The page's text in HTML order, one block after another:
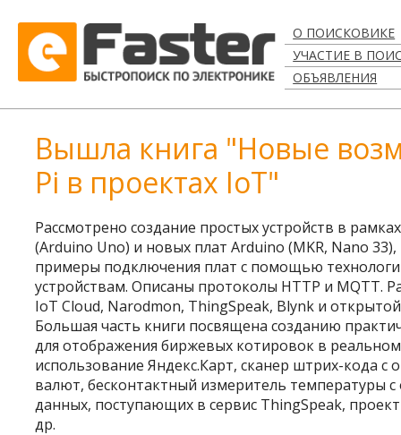
О ПОИСКОВИКЕ
УЧАСТИЕ В
ОБЪЯВЛЕНИЯ
Вышла книга "Новые
Pi в проектах IoT"
Рассмотрено создание простых устройств в
(Arduino Uno) и новых плат Arduino (MKR, Nano
примеры подключения плат с помощью
устройствам. Описаны протоколы HTTP и
IoT Cloud, Narodmon, ThingSpeak, Blynk и
Большая часть книги посвящена созданию
для отображения биржевых котировок в
использование Яндекс.Карт, сканер штрих-кода
валют, бесконтактный измеритель температуры
данных, поступающих в сервис ThingSpeak,
др.